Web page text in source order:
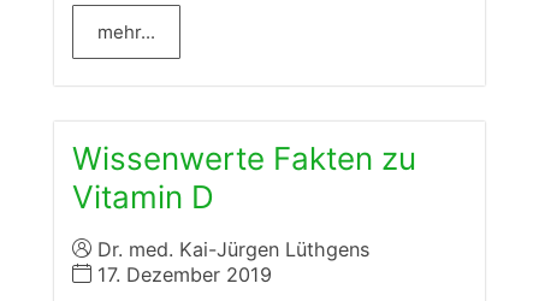
mehr...
Wissenwerte Fakten zu
Vitamin D
Dr. med. Kai-Jürgen Lüthgens
17. Dezember 2019